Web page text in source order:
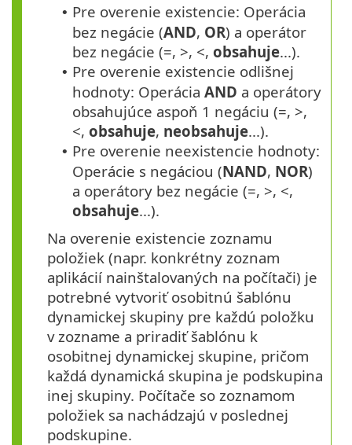
• Pre overenie existencie: Operácia
bez negácie (AND, OR) a operátor
bez negácie (=, >, <, obsahuje...).
• Pre overenie existencie odlišnej
hodnoty: Operácia AND a operátory
obsahujúce aspoň 1 negáciu (=, >,
<, obsahuje, neobsahuje...).
• Pre overenie neexistencie hodnoty:
Operácie s negáciou (NAND, NOR)
a operátory bez negácie (=, >, <,
obsahuje...).
Na overenie existencie zoznamu
položiek (napr. konkrétny zoznam
aplikácií nainštalovaných na počítači) je
potrebné vytvoriť osobitnú šablónu
dynamickej skupiny pre každú položku
v zozname a priradiť šablónu k
osobitnej dynamickej skupine, pričom
každá dynamická skupina je podskupina
inej skupiny. Počítače so zoznamom
položiek sa nachádzajú v poslednej
podskupine.